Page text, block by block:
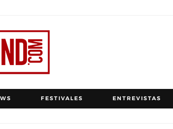
FESTIVALES ENTREVISTAS